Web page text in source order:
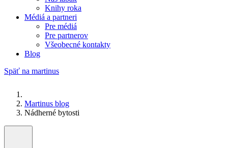
Knihy roka
Médiá a partneri
Pre médiá
Pre partnerov
Všeobecné kontakty
Blog
Späť na martinus
Martinus blog
Nádherné bytosti